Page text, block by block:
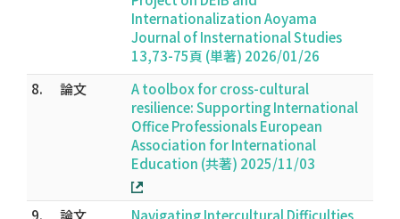
Internationalization Aoyama
Journal of Insternational Studies
13,73-75頁 (単著) 2026/01/26
8.
論文
A toolbox for cross-cultural
resilience: Supporting International
Office Professionals European
Association for International
Education (共著) 2025/11/03
9. 論文
Navigating Intercultural Difficulties